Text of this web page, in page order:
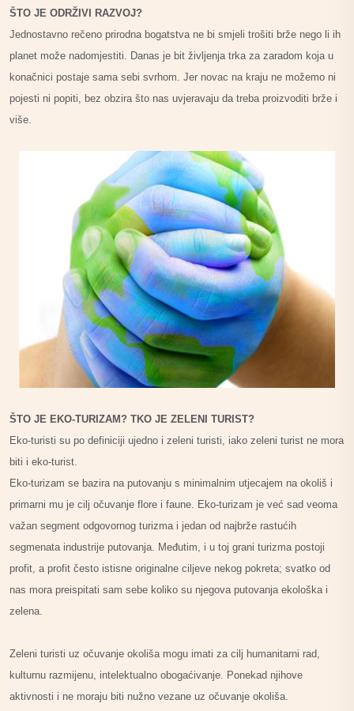
ŠTO JE ODRŽIVI RAZVOJ?
Jednostavno rečeno prirodna bogatstva ne bi smjeli trošiti brže nego li ih
planet može nadomjestiti. Danas je bit življenja trka za zaradom koja u
konačnici postaje sama sebi svrhom. Jer novac na kraju ne možemo ni
pojesti ni popiti, bez obzira što nas uvjeravaju da treba proizvoditi brže i
više.
ŠTO JE EKO-TURIZAM? TKO JE ZELENI TURIST?
Eko-turisti su po definiciji ujedno i zeleni turisti, iako zeleni turist ne mora
biti i eko-turist.
Eko-turizam se bazira na putovanju s minimalnim utjecajem na okoliš i
primarni mu je cilj očuvanje flore i faune. Eko-turizam je već sad veoma
važan segment odgovornog turizma i jedan od najbrže rastućih
segmenata industrije putovanja. Međutim, i u toj grani turizma postoji
profit, a profit često istisne originalne ciljeve nekog pokreta; svatko od
nas mora preispitati sam sebe koliko su njegova putovanja ekološka i
zelena.
Zeleni turisti uz očuvanje okoliša mogu imati za cilj humanitarni rad,
kulturnu razmijenu, intelektualno obogaćivanje. Ponekad njihove
aktivnosti i ne moraju biti nužno vezane uz očuvanje okoliša.